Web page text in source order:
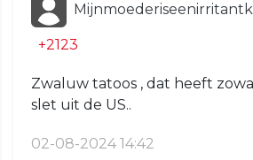
+2123
Zwaluw tatoos , dat heeft
slet uit de US..
02-08-2024 14:42